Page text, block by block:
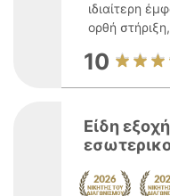
ιδιαίτερη
ορθή
10
Είδη